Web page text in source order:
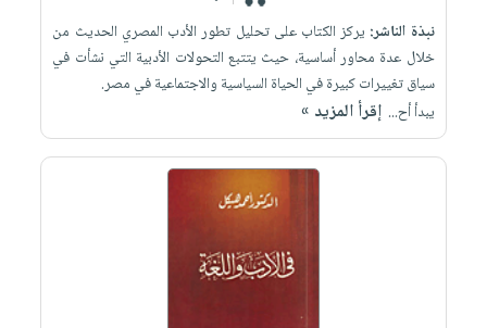
نبذة الناشر: يركز الكتاب على تحليل تطور الأدب المصري الحديث من
خلال عدة محاور أساسية، حيث يتتبع التحولات الأدبية التي نشأت في
سياق تغييرات كبيرة في الحياة السياسية والاجتماعية في مصر.
يبدأ أح... إقرأ المزيد »